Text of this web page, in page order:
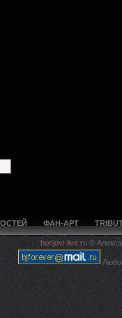
ФАН-АРТ
class will not be
live.ru/
bonjovi-live.ru©